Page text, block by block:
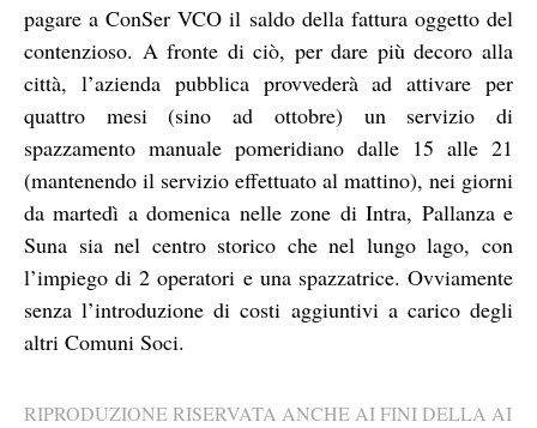
pagare a ConSer VCO il saldo della fattura oggetto del
contenzioso. A fronte di ciò, per dare più decoro alla
città, l’azienda pubblica provvederà ad attivare per
quattro mesi (sino ad ottobre) un servizio di
spazzamento manuale pomeridiano dalle 15 alle 21
(mantenendo il servizio effettuato al mattino), nei giorni
da martedì a domenica nelle zone di Intra, Pallanza e
Suna sia nel centro storico che nel lungo lago, con
l’impiego di 2 operatori e una spazzatrice. Ovviamente
senza l’introduzione di costi aggiuntivi a carico degli
altri Comuni Soci.
RIPRODUZIONE RISERVATA ANCHE AI FINI DELLA AI